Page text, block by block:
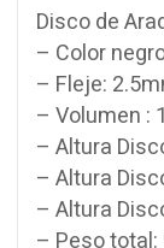
Disco de
– Color
– Fleje:
– Volumen :
– Altura
– Altura
– Altura
– Peso total: